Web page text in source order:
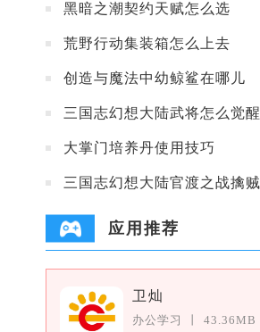
黑暗之潮契约天赋怎么选
荒野行动集装箱怎么上去
创造与魔法中幼鲸鲨在哪儿
三国志幻想大陆武将怎么觉醒
大掌门培养丹使用技巧
应用推荐
卫灿
办公学习
43.36MB